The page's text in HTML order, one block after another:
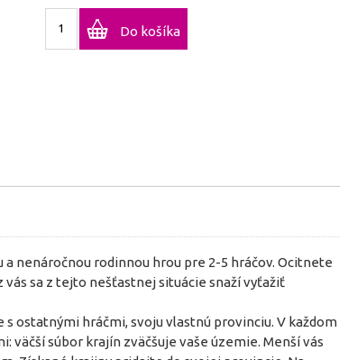
Do košíka
nenáročnou rodinnou hrou pre 2-5 hráčov. Ocitnete
vás sa z tejto nešťastnej situácie snaží vyťažiť
ostatnými hráčmi, svoju vlastnú provinciu. V každom
väčší súbor krajín zväčšuje vaše územie. Menší vás